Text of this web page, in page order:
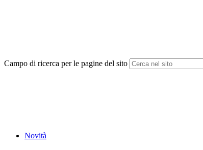
Campo di ricerca per le pagine del sito
Novità